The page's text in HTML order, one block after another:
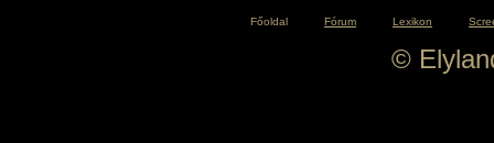
Főoldal Fórum Lexikon
©